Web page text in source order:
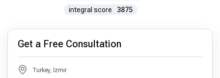
integral score
3875
Get a Free Consultation
Turkey, İzmir